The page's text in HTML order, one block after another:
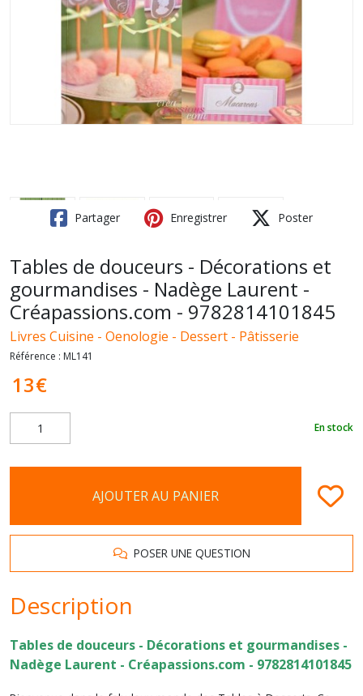
Partager Enregistrer Poster
Tables de douceurs - Décorations et
gourmandises - Nadège Laurent -
Créapassions.com - 9782814101845
Livres Cuisine - Oenologie - Dessert - Pâtisserie
Référence : ML141
13€
En stock
AJOUTER AU PANIER
POSER UNE QUESTION
Description
Tables de douceurs - Décorations et gourmandises -
Nadège Laurent - Créapassions.com - 9782814101845